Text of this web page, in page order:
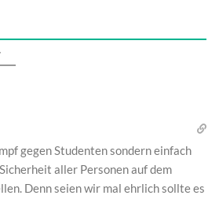
gegen Studenten sondern einfach
aller Personen auf dem
Denn seien wir mal ehrlich sollte es